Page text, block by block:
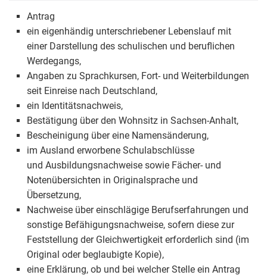
Antrag
ein eigenhändig unterschriebener Lebenslauf mit
einer Darstellung des schulischen und beruflichen
Werdegangs,
Angaben zu Sprachkursen, Fort- und Weiterbildungen
seit Einreise nach Deutschland,
ein Identitätsnachweis,
Bestätigung über den Wohnsitz in Sachsen-Anhalt,
Bescheinigung über eine Namensänderung,
im Ausland erworbene Schulabschlüsse
und Ausbildungsnachweise sowie Fächer- und
Notenübersichten in Originalsprache und
Übersetzung,
Nachweise über einschlägige Berufserfahrungen und
sonstige Befähigungsnachweise, sofern diese zur
Feststellung der Gleichwertigkeit erforderlich sind (im
Original oder beglaubigte Kopie),
eine Erklärung, ob und bei welcher Stelle ein Antrag